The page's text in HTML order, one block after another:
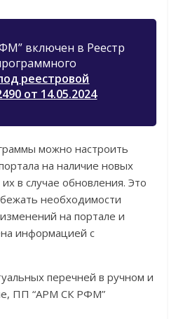
включен в Реестр
реестровой
от 14.05.2024
можно настроить
на наличие новых
в случае обновления. Это
необходимости
на портале и
информацией с
перечней в ручном и
ПП “АРМ СК РФМ”